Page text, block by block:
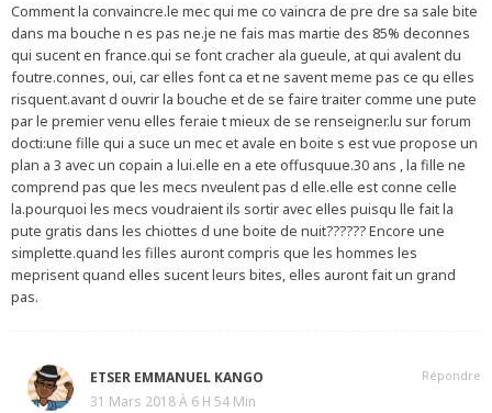
Comment la convaincre.le mec qui me co vaincra de pre dre sa sale bite
dans ma bouche n es pas ne.je ne fais mas martie des 85% deconnes
qui sucent en france.qui se font cracher ala gueule, at qui avalent du
foutre.connes, oui, car elles font ca et ne savent meme pas ce qu elles
risquent.avant d ouvrir la bouche et de se faire traiter comme une pute
par le premier venu elles feraie t mieux de se renseigner.lu sur forum
docti:une fille qui a suce un mec et avale en boite s est vue propose un
plan a 3 avec un copain a lui.elle en a ete offusquue.30 ans , la fille ne
comprend pas que les mecs nveulent pas d elle.elle est conne celle
la.pourquoi les mecs voudraient ils sortir avec elles puisqu lle fait la
pute gratis dans les chiottes d une boite de nuit?????? Encore une
simplette.quand les filles auront compris que les hommes les
meprisent quand elles sucent leurs bites, elles auront fait un grand
pas.
ETSER EMMANUEL KANGO
31 Mars 2018 À 6 H 54 Min
Répondre